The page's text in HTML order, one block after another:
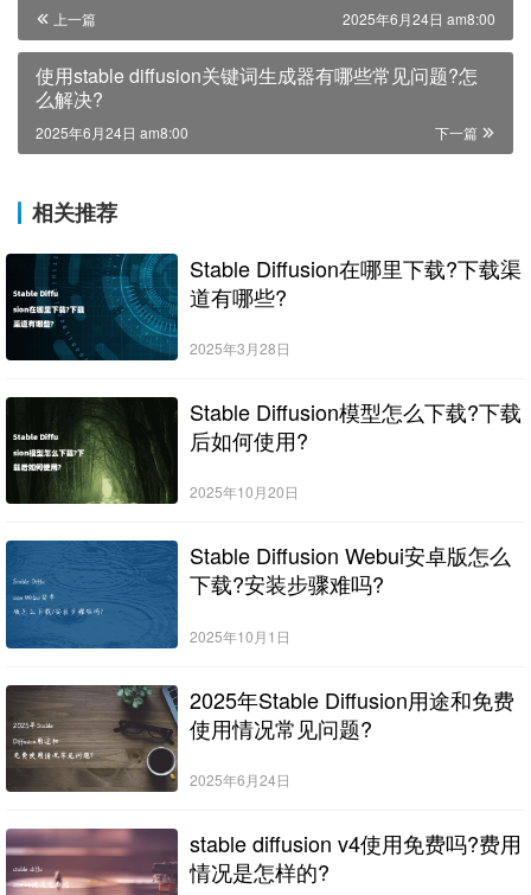
上一篇 2025年6月24日 am8:00
使用stable diffusion关键词生成器有哪些常见问题?怎
么解决?
下一篇
2025年6月24日 am8:00
相关推荐
Stable Diffusion在哪里下载?下载渠
道有哪些?
2025年3月28日
Stable Diffusion模型怎么下载?下载
后如何使用?
2025年10月20日
Stable Diffusion Webui安卓版怎么
下载?安装步骤难吗?
2025年10月1日
2025年Stable Diffusion用途和免费
使用情况常见问题?
2025年6月24日
stable diffusion v4使用免费吗?费用
情况是怎样的?